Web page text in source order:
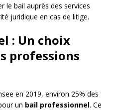
le bail auprès des services
juridique en cas de litige.
: Un choix
professions
en 2019, environ 25% des
un bail professionnel. Ce